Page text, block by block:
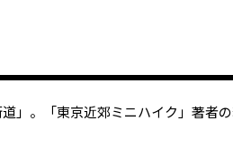
」。「東京近郊ミニハイク」著者